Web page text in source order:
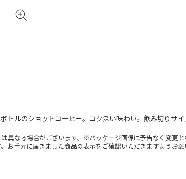
トルのショットコーヒー。コク深い味わい。飲み切りサイ
異なる場合がございます。※パッケージ画像は予告なく変更
お手元に届きました商品の表示をご確認いただきますようお願